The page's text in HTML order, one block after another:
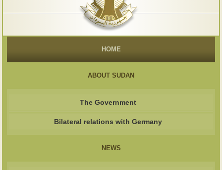
HOME
ABOUT SUDAN
The Government
Bilateral relations with Germany
NEWS